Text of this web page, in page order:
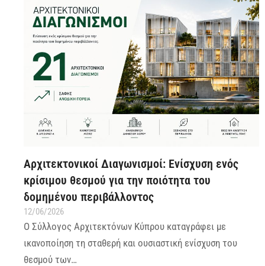
Αρχιτεκτονικοί Διαγωνισμοί: Ενίσχυση ενός
κρίσιμου θεσμού για την ποιότητα του
δομημένου περιβάλλοντος
12/06/2026
Ο Σύλλογος Αρχιτεκτόνων Κύπρου καταγράφει με
ικανοποίηση τη σταθερή και ουσιαστική ενίσχυση του
θεσμού των…